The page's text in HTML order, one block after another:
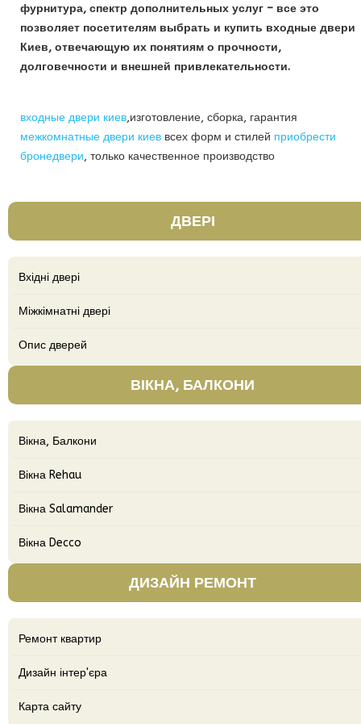
фурнитура, спектр дополнительных услуг – все это
позволяет посетителям выбрать и купить входные двери
Киев, отвечающую их понятиям о прочности,
долговечности и внешней привлекательности.
входные двери киев,изготовление, сборка, гарантия
межкомнатные двери киев всех форм и стилей приобрести
бронедвери, только качественное производство
ДВЕРІ
Вхідні двері
Міжкімнатні двері
Опис дверей
ВІКНА, БАЛКОНИ
Вікна, Балкони
Вікна Rehau
Вікна Salamander
Вікна Decco
ДИЗАЙН РЕМОНТ
Ремонт квартир
Дизайн інтер'єра
Карта сайту